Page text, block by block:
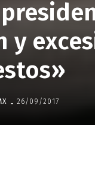
- 26/09/2017